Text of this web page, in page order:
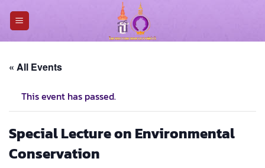
« All Events
This event has passed.
Special Lecture on Environmental
Conservation